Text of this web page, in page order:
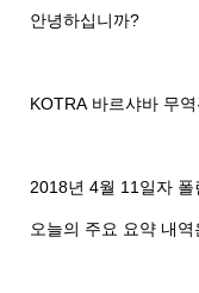
안녕하십니까?
KOTRA 바르샤바 무
2018년 4월 11 일자 폴
오늘의 주요 요약 내역